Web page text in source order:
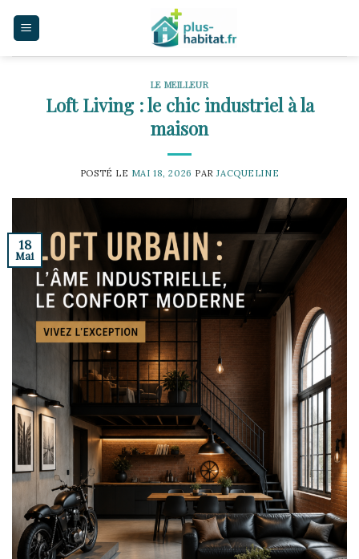
LE MEILLEUR
Loft Living : le chic industriel à la
maison
POSTÉ LE MAI 18, 2026 PARJACQUELINE
18
Mai